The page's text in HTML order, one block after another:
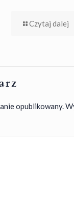
Czytaj dalej
opublikowany.